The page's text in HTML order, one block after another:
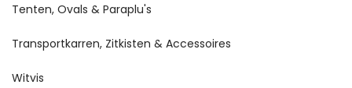
Tenten, Ovals & Paraplu's
Transportkarren, Zitkisten & Accessoires
Witvis